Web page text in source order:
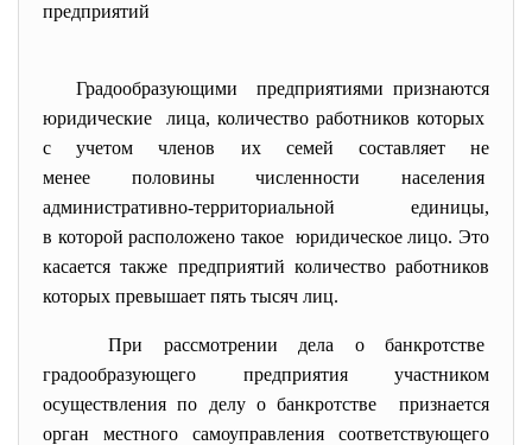
предприятий
Градообразующими предприятиями признаются
юридические лица, количество работников которых
с учетом членов их семей составляет не
менее половины численности населения
административно-территориальной единицы,
в которой расположено такое юридическое лицо. Это
касается также предприятий количество работников
которых превышает пять тысяч лиц.
При рассмотрении дела о банкротстве
градообразующего предприятия участником
осуществления по делу о банкротстве признается
орган местного самоуправления соответствующего